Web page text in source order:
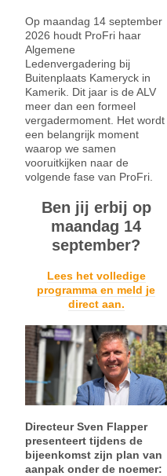
Op maandag 14 september
2026 houdt ProFri haar
Algemene
Ledenvergadering bij
Buitenplaats Kameryck in
Kamerik. Dit jaar is de ALV
meer dan een formeel
vergadermoment. Het wordt
een belangrijk moment
waarop we samen
vooruitkijken naar de
volgende fase van ProFri.
Ben jij erbij op
maandag 14
september?
Lees het volledige
programma en meld je
direct aan.
Directeur Sven Flapper
presenteert tijdens de
bijeenkomst zijn plan van
aanpak onder de noemer: